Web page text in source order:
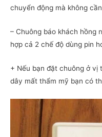
chuyển động mà không
– Chuông báo khách hồng
hợp cả 2 chế độ dùng pin
+ Nếu bạn đặt chuông ở vị
dây mất thẩm mỹ bạn có